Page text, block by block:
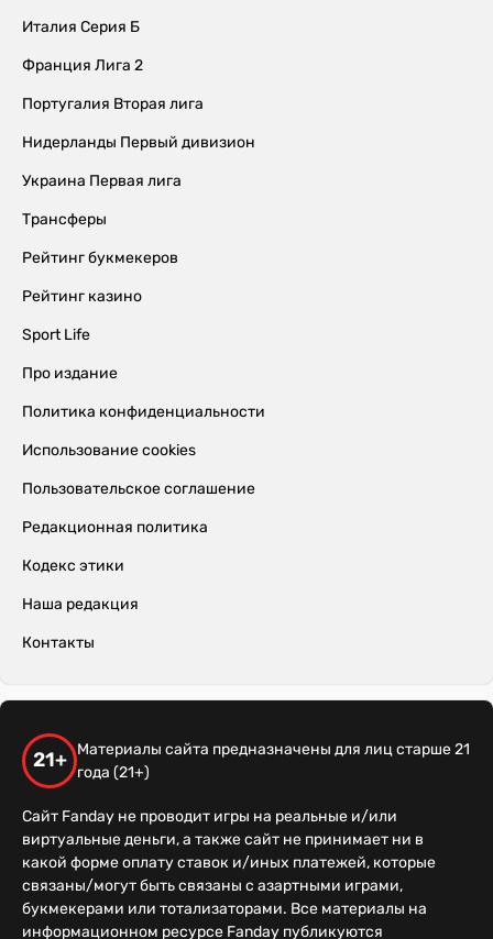
Италия Серия Б
Франция Лига 2
Португалия Вторая лига
Нидерланды Первый дивизион
Украина Первая лига
Трансферы
Рейтинг букмекеров
Рейтинг казино
Sport Life
Про издание
Политика конфиденциальности
Использование cookies
Пользовательское соглашение
Редакционная политика
Кодекс этики
Наша редакция
Контакты
21+
Материалы сайта предназначены для лиц старше 21
года (21+)
Сайт Fanday не проводит игры на реальные и/или
виртуальные деньги, а также сайт не принимает ни в
какой форме оплату ставок и/иных платежей, которые
связаны/могут быть связаны с азартными играми,
букмекерами или тотализаторами. Все материалы на
информационном ресурсе Fanday публикуются